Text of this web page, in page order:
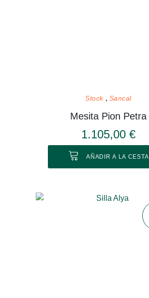
Stock Sancal
Mesita Pion Petra
1.105,00 €
AÑADIR A LA CESTA